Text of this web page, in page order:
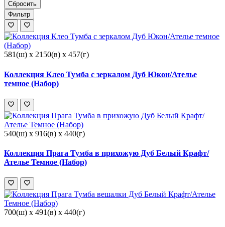
Сбросить
Фильтр
581(ш) x 2150(в) x 457(г)
Коллекция Клео Тумба с зеркалом Дуб Юкон/Ателье
темное (Набор)
540(ш) x 916(в) x 440(г)
Коллекция Прага Тумба в прихожую Дуб Белый Крафт/
Ателье Темное (Набор)
700(ш) x 491(в) x 440(г)